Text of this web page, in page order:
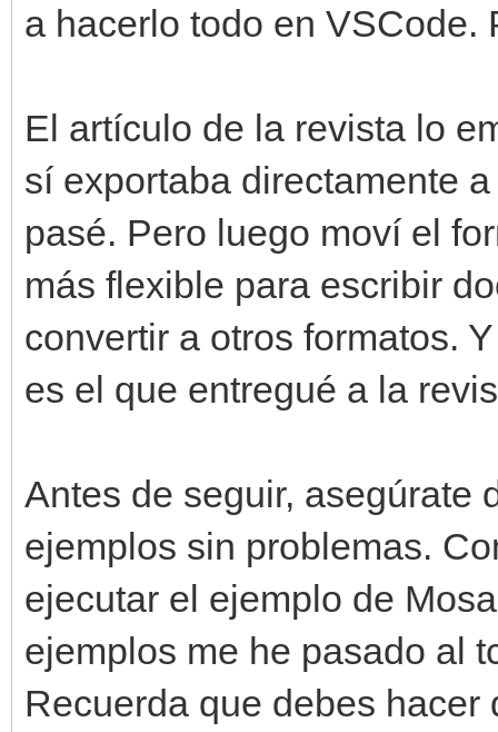
a hacerlo todo en VSCode.
El artículo de la revista lo
sí exportaba directamente
pasé. Pero luego moví el
más flexible para escribir
convertir a otros formatos.
es el que entregué a la
Antes de seguir, asegúrate
ejemplos sin problemas.
ejecutar el ejemplo de
ejemplos me he pasado al
Recuerda que debes